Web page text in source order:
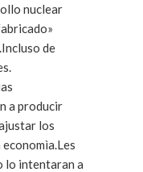
nuclear
de
a producir
los
lo intentaran a